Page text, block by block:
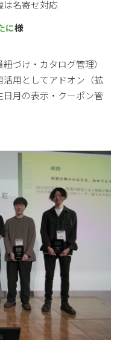
は名寄せ対応
に様
づけ・カタログ管理）
用としてアドオン（拡
月の表示・クーポン管
けサービス
けサービス